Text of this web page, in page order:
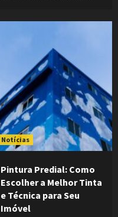
Notícias
Pintura Predial: Como
Escolher a Melhor Tinta
e Técnica para Seu
Imóvel